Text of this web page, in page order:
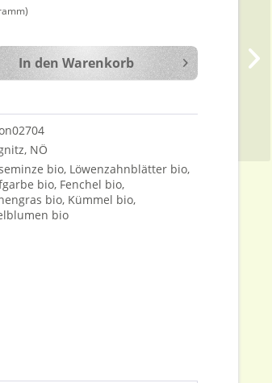
In den Warenkorb
NÖ
bio, Löwenzahnblätter bio,
bio, Fenchel bio,
bio, Kümmel bio,
bio